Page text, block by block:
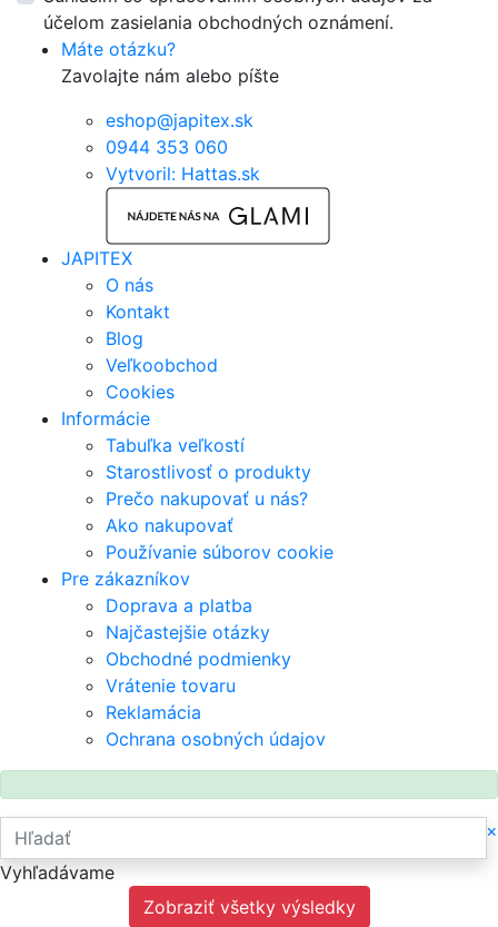
účelom zasielania obchodných oznámení.
Máte otázku?
Zavolajte nám alebo píšte
eshop@japitex.sk
0944 353 060
Vytvoril: Hattas.sk
JAPITEX
O nás
Kontakt
Blog
Veľkoobchod
Cookies
Informácie
Tabuľka veľkostí
Starostlivosť o produkty
Prečo nakupovať u nás?
Ako nakupovať
Používanie súborov cookie
Pre zákazníkov
Doprava a platba
Najčastejšie otázky
Obchodné podmienky
Vrátenie tovaru
Reklamácia
Ochrana osobných údajov
×
Vyhľadávame
Zobraziť všetky výsledky